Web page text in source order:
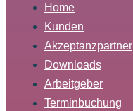
Home
Kunden
Akzeptanzpartner
Downloads
Arbeitgeber
Terminbuchung